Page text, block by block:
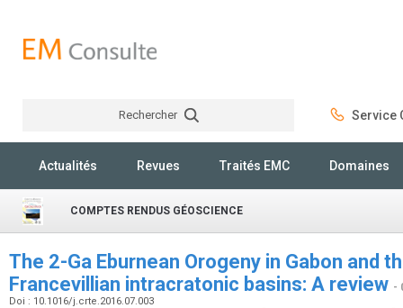
Rechercher Service
Actualités Revues Traités EMC Domaines
COMPTES RENDUS GÉOSCIENCE
The 2-Ga Eburnean Orogeny in Gabon and
Francevillian intracratonic basins: A review -
Doi : 10.1016/j.crte.2016.07.003